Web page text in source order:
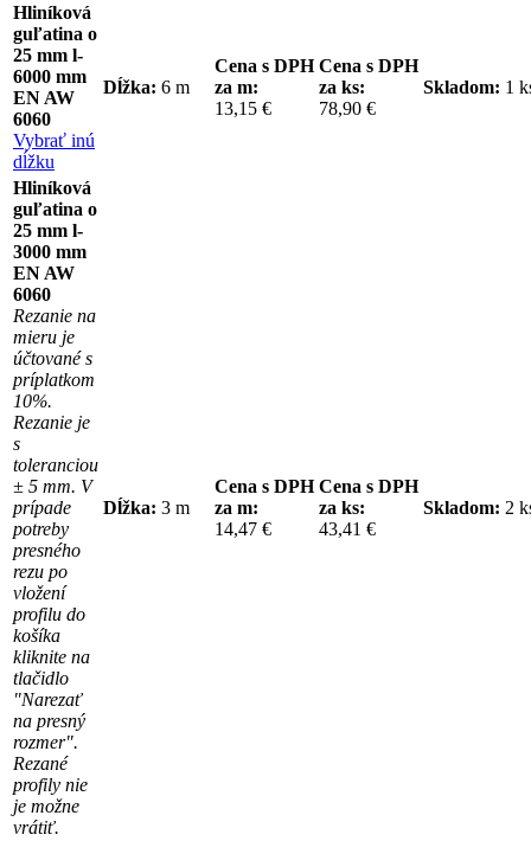
Hliníková
guľatina o
25 mm l-
6000 mm
EN AW
6060
Vybrať inú
dĺžku
Dĺžka: 6 m
Cena s DPH
za m:
13,15 €
Cena s DPH
za ks:
78,90 €
Skladom: 1
Hliníková
guľatina o
25 mm l-
3000 mm
EN AW
6060
Rezanie na
mieru je
účtované s
príplatkom
10%.
Rezanie je
s
toleranciou
± 5 mm. V
prípade
potreby
presného
rezu po
vložení
profilu do
košíka
kliknite na
tlačidlo
"Narezať
na presný
rozmer".
Rezané
profily nie
je možne
vrátiť.
Dĺžka: 3 m
Cena s DPH
za m:
14,47 €
Cena s DPH
za ks:
43,41 €
Skladom: 2